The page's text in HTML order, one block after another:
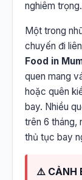
nghiêm trọng.
Một trong
chuyến đi
Food in
quen mang
hoặc quên
bay. Nhiều
trên 6 tháng,
thủ tục bay
⚠️ CẢNH